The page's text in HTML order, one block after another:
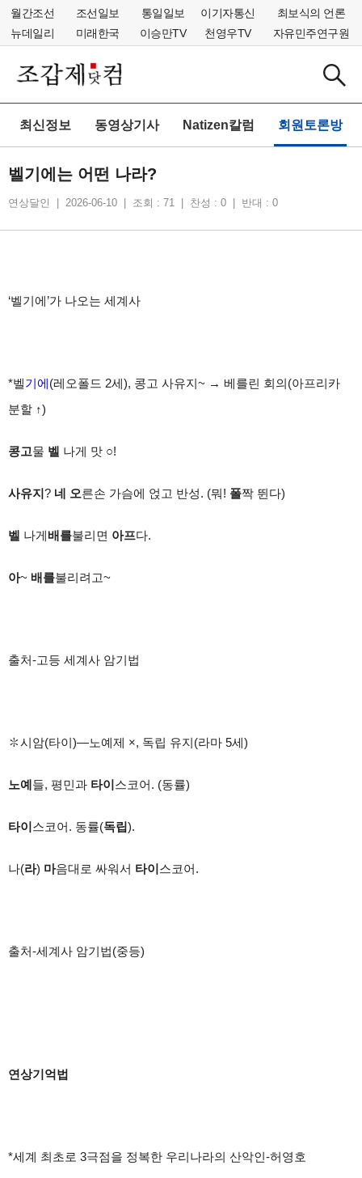
월간조선 조선일보 통일일보 이기자통신
최보식의 언론
뉴데일리
미래한국 이승만TV 천영우TV 자유민주연구원
최신정보 동영상기사 Natizen칼럼 회원토론방
벨기에는 어떤 나라?
연상달인 | 2026-06-10 | 조회 : 71 | 찬성 : 0 | 반대 : 0
‘벨기에 ’가 나오는 세계사
*벨기에 (레오폴드 2세 ), 콩고 사유지 ~ → 베를린 회의 (아프리카
분할 ↑)
콩고물 벨 나게 맛 ○!
사유지 ? 네 오른손 가슴에 얹고 반성. (뭐 ! 폴짝 뛴다)
벨 나게 배를불리면 아프다.
아~ 배를불리려고~
출처-고등 세계사 암기법
✽시암(타이 )—노예제 ×, 독립 유지 (라마 5세 )
노예 들, 평민과 타이 스코어 . (동률)
타이 스코어 . 동률(독립).
나(라) 마음대로 싸워서 타이 스코어 .
출처-세계사 암기법(중등)
연상기억법
*세계 최초로 3극점을 정복한 우리나라의 산악인 -허영호